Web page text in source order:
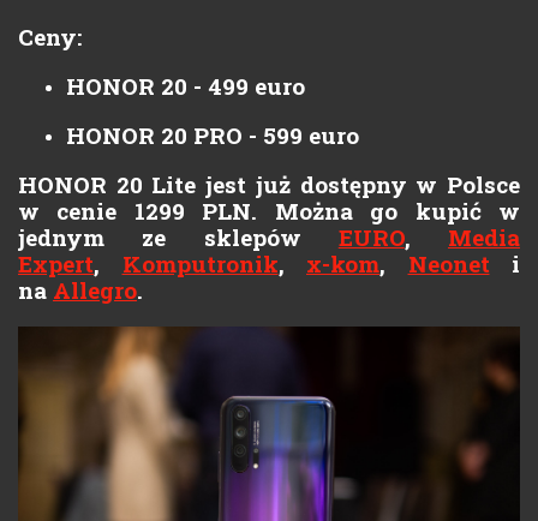
Ceny:
HONOR 20 - 499 euro
HONOR 20 PRO - 599 euro
HONOR 20 Lite jest już dostępny w Polsce
w cenie 1299 PLN. Można go kupić w
jednym ze sklepów EURO, Media
Expert, Komputronik, x-kom, Neoneti
na Allegro.